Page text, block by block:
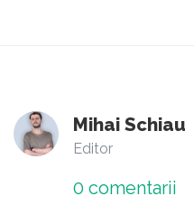
Mihai Schiau
Editor
0 comentarii